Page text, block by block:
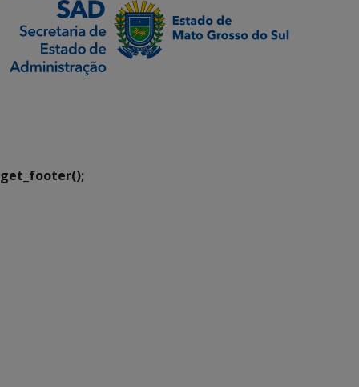
get_footer();